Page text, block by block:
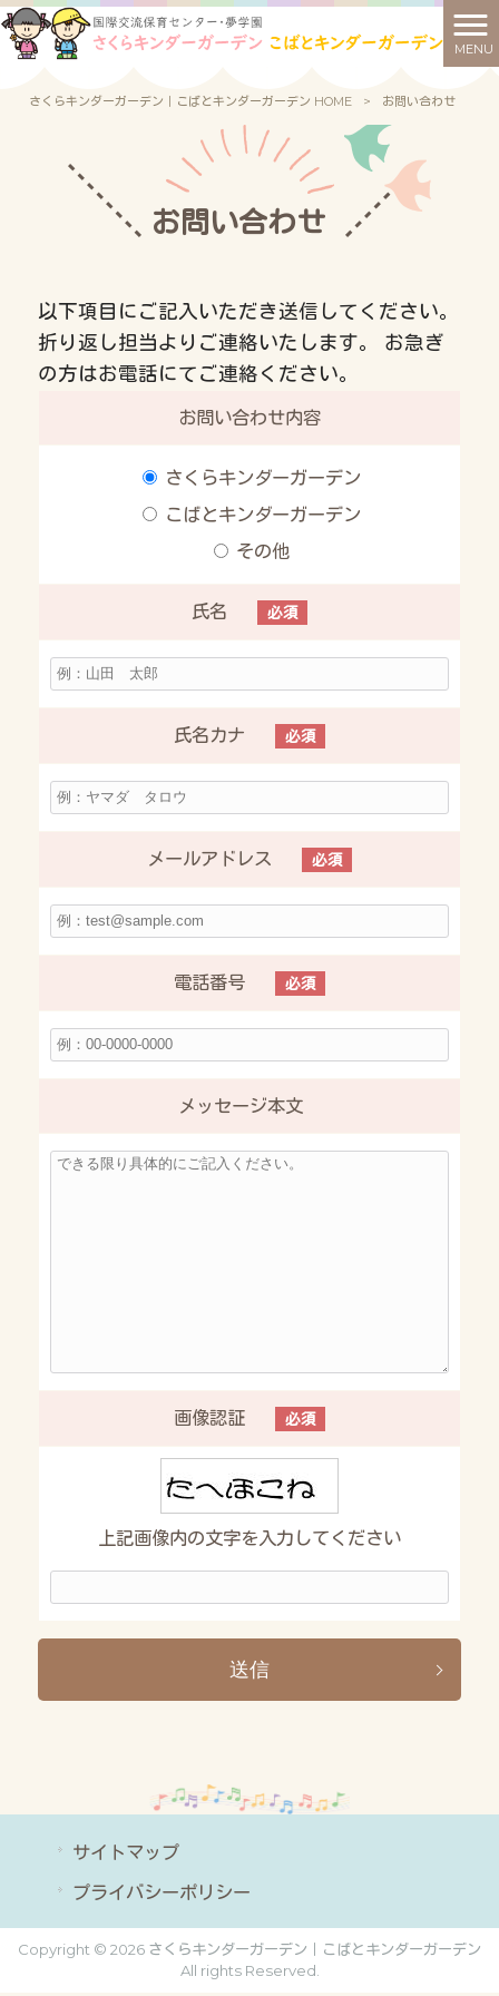
MENU
さくらキンダーガーデン｜こばとキンダーガーデン HOME > お問い合わせ
お問い合わせ
以下項目にご記入いただき送信してください。
折り返し担当よりご連絡いたします。 お急ぎ
の方はお電話にてご連絡ください。
お問い合わせ内容
さくらキンダーガーデン
こばとキンダーガーデン
その他
氏名 必須
氏名カナ 必須
メールアドレス 必須
電話番号 必須
メッセージ本文
画像認証 必須
上記画像内の文字を入力してください
サイトマップ
プライバシーポリシー
Copyright © 2026 さくらキンダーガーデン｜こばとキンダーガーデン
All rights Reserved.